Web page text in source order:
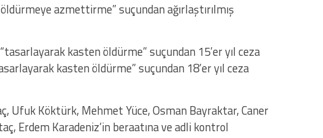
azmettirme” suçundan ağırlaştırılmış
kasten öldürme” suçundan 15’er yıl ceza
kasten öldürme” suçundan 18’er yıl ceza
Ufuk Köktürk, Mehmet Yüce, Osman Bayraktar, Caner
Erdem Karadeniz’in beraatına ve adli kontrol